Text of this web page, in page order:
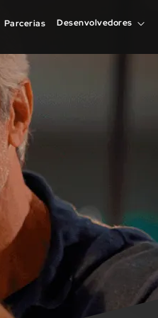
Parcerias Desenvolvedores
Parcerias Desenvolvedores